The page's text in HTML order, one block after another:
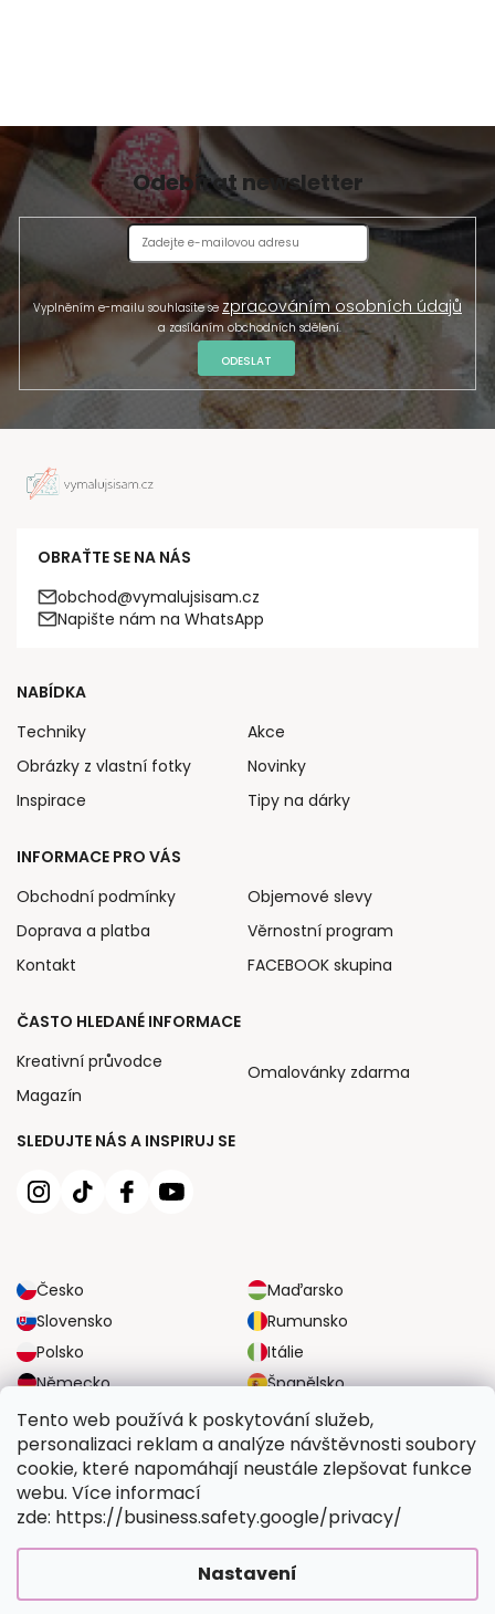
Tento web používá k poskytování služeb,
personalizaci reklam a analýze návštěvnosti soubory
cookie, které napomáhají neustále zlepšovat funkce
webu. Více informací
zde: https://business.safety.google/privacy/
Nastavení
Odebírat newsletter
Vyplněním e-mailu souhlasíte se zpracováním osobních údajů
a zasíláním obchodních sdělení.
ODESLAT
OBRAŤTE SE NA NÁS
obchod@vymalujsisam.cz
Napište nám na WhatsApp
SLEDUJTE NÁS A INSPIRUJ SE
Česko
Maďarsko
Slovensko
Rumunsko
Polsko
Itálie
Německo
Španělsko
Velká Británie
Rakousko
NABÍDKA
Techniky
Obrázky z vlastní fotky
Inspirace
Akce
Novinky
Tipy na dárky
INFORMACE PRO VÁS
Obchodní podmínky
Doprava a platba
Kontakt
Objemové slevy
Věrnostní program
FACEBOOK skupina
ČASTO HLEDANÉ INFORMACE
Kreativní průvodce
Magazín
Omalovánky zdarma
SPOLEHLIVÉ MOŽNOSTI DOPRAVY
BEZPEČNÉ MOŽNOSTI PLATBY